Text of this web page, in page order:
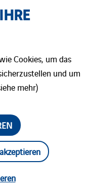
reagieren
realitätsnahe
ohne den
In diesem
Einsatzkräfte
Einsatz bei
Cookies, um das
und um
mehr)